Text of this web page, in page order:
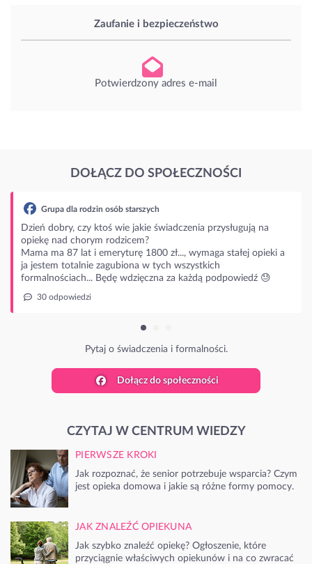
Zaufanie i bezpieczeństwo
Potwierdzony adres e-mail
DOŁĄCZ DO SPOŁECZNOŚCI
rodzin osób starszych
czy ktoś wie jakie świadczenia przysługują na
chorym rodzicem?
lat i emeryturę 1800 zł..., wymaga stałej opieki a
zagubiona w tych wszystkich
Będę wdzięczna za każdą podpowiedź 😓
Pytaj o świadczenia i formalności.
Dołącz do społeczności
CZYTAJ W CENTRUM WIEDZY
PIERWSZE KROKI
Jak rozpoznać, że senior potrzebuje wsparcia? Czym
jest opieka domowa i jakie są różne formy pomocy.
JAK ZNALEŹĆ OPIEKUNA
Jak szybko znaleźć opiekę? Ogłoszenie, które
przyciągnie właściwych opiekunów i na co zwracać